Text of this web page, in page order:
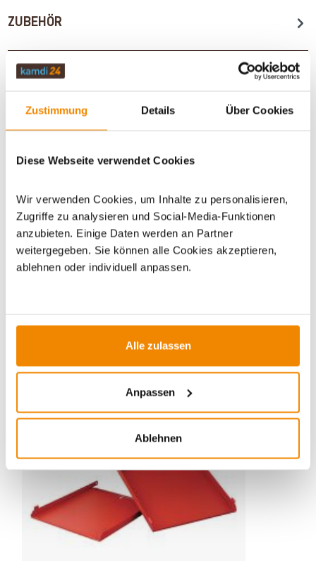
Zustimmung Details Über Cookies
Diese Webseite verwendet Cookies
Wir verwenden Cookies, um Inhalte zu personalisieren,
Zugriffe zu analysieren und Social-Media-Funktionen
anzubieten. Einige Daten werden an Partner
weitergegeben. Sie können alle Cookies akzeptieren,
ablehnen oder individuell anpassen.
Alle zulassen
Anpassen
Ablehnen
ZUBEHÖR
BUNDLE PRODUKTE
WICHTIGE INFOS
Artikeldatenblatt drucken Frage zum Artikel
Dieses Produkt finden Sie unter:Grillzubehör
Grillzubehör Sets
ZUBEHÖR
-20%